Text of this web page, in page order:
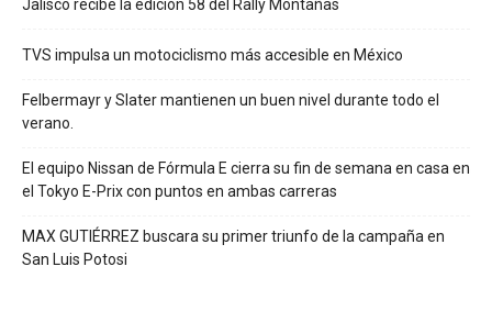
Jalisco recibe la edición 58 del Rally Montañas
TVS impulsa un motociclismo más accesible en México
Felbermayr y Slater mantienen un buen nivel durante todo el
verano.
El equipo Nissan de Fórmula E cierra su fin de semana en casa en
el Tokyo E-Prix con puntos en ambas carreras
MAX GUTIÉRREZ buscara su primer triunfo de la campaña en
San Luis Potosi